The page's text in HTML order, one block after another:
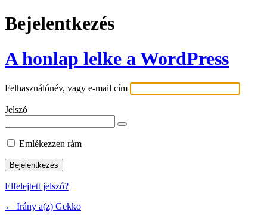
Bejelentkezés
A honlap lelke a WordPress
Felhasználónév, vagy e-mail cím
Jelszó
Emlékezzen rám
Elfelejtett jelszó?
← Irány a(z) Gekko